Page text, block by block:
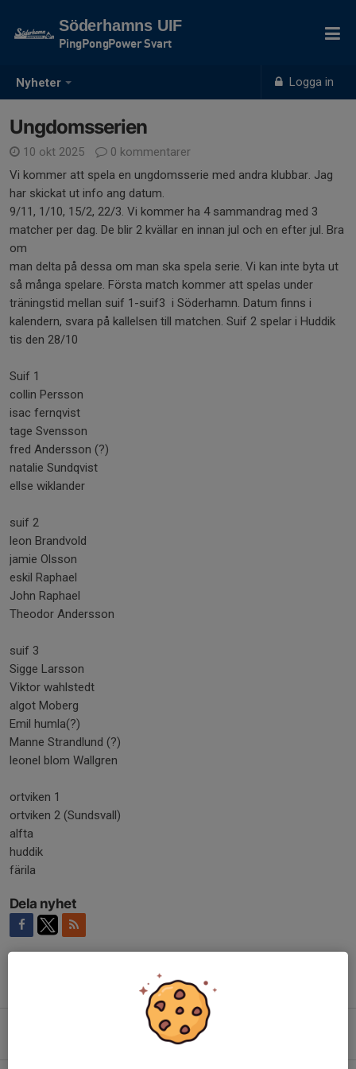
Nyheter Logga in
Söderhamns UIF
PingPongPower Svart
Ungdomsserien
10 okt 2025
0 kommentarer
Vi kommer att spela en ungdomsserie med andra klubbar. Jag
har skickat ut info ang datum.
9/11, 1/10, 15/2, 22/3. Vi kommer ha 4 sammandrag med 3
matcher per dag. De blir 2 kvällar en innan jul och en efter jul. Bra
om
man delta på dessa om man ska spela serie. Vi kan inte byta ut
så många spelare. Första match kommer att spelas under
träningstid mellan suif 1-suif3 i Söderhamn. Datum finns i
kalendern, svara på kallelsen till matchen. Suif 2 spelar i Huddik
tis den 28/10
Suif 1
collin Persson
isac fernqvist
tage Svensson
fred Andersson (?)
natalie Sundqvist
ellse wiklander
suif 2
leon Brandvold
jamie Olsson
eskil Raphael
John Raphael
Theodor Andersson
suif 3
Sigge Larsson
Viktor wahlstedt
algot Moberg
Emil humla(?)
Manne Strandlund (?)
leonel blom Wallgren
ortviken 1
ortviken 2 (Sundsvall)
alfta
huddik
färila
Dela nyhet